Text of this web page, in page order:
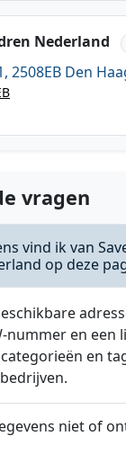
Nederland
2508EB Den
vragen
vind ik van
op deze
nummer en een
en
niet of